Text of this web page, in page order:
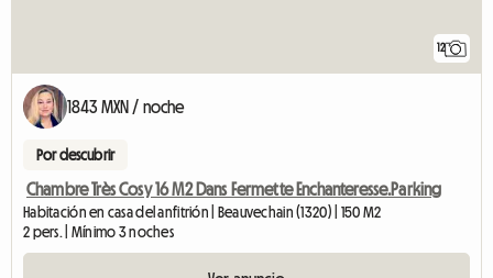
12
1843 MXN / noche
Por descubrir
Chambre Très Cosy 16 M2 Dans Fermette Enchanteresse.Parking
Habitación en casa del anfitrión | Beauvechain (1320) | 150 M2
2 pers. | Mínimo 3 noches